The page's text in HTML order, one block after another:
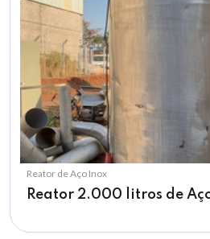
Reator de Aço Inox
Reator 2.000 litros de